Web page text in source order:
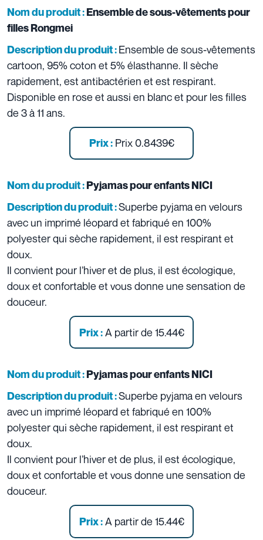
Nom du produit :Ensemble de sous-vêtements pour
filles Rongmei
Description du produit :Ensemble de sous-vêtements
cartoon, 95% coton et 5% élasthanne. Il sèche
rapidement, est antibactérien et est respirant.
Disponible en rose et aussi en blanc et pour les filles
de 3 à 11 ans.
Prix :Prix 0.8439€
Nom du produit :Pyjamas pour enfants NICI
Description du produit :Superbe pyjama en velours
avec un imprimé léopard et fabriqué en 100%
polyester qui sèche rapidement, il est respirant et
doux.
Il convient pour l’hiver et de plus, il est écologique,
doux et confortable et vous donne une sensation de
douceur.
Prix :A partir de 15.44€
Nom du produit :Pyjamas pour enfants NICI
Description du produit :Superbe pyjama en velours
avec un imprimé léopard et fabriqué en 100%
polyester qui sèche rapidement, il est respirant et
doux.
Il convient pour l’hiver et de plus, il est écologique,
doux et confortable et vous donne une sensation de
douceur.
Prix :A partir de 15.44€